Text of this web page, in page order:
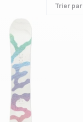
Trier par